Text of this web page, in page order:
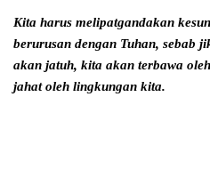
Kita harus melipatgandakan
berurusan dengan Tuhan, sebab
akan jatuh, kita akan terbawa
jahat oleh lingkungan kita.